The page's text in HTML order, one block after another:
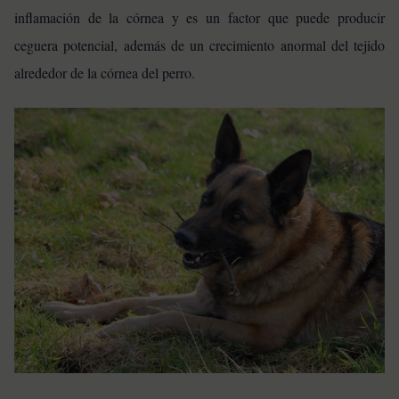
inflamación de la córnea y es un factor que puede producir
ceguera potencial, además de un crecimiento anormal del tejido
alrededor de la córnea del perro.